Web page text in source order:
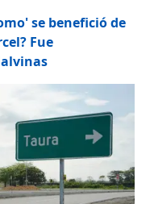
se benefició de
Fue